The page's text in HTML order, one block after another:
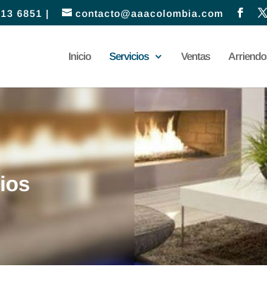
6851 | contacto@aaacolombia.com
Inicio Servicios Ventas